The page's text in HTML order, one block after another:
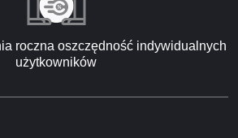
roczna oszczędność indywidualnych
użytkowników